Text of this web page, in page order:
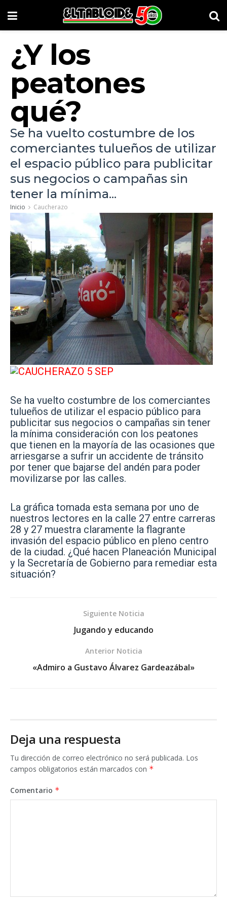
¿Y los
peatones
qué?
Se ha vuelto costumbre de los
comerciantes tulueños de utilizar
el espacio público para publicitar
sus negocios o campañas sin
tener la mínima...
Inicio Caucherazo
Se ha vuelto costumbre de los comerciantes
tulueños de utilizar el espacio público para
publicitar sus negocios o campañas sin tener
la mínima consideración con los peatones
que tienen en la mayoría de las ocasiones que
arriesgarse a sufrir un accidente de tránsito
por tener que bajarse del andén para poder
movilizarse por las calles.
La gráfica tomada esta semana por uno de
nuestros lectores en la calle 27 entre carreras
28 y 27 muestra claramente la flagrante
invasión del espacio público en pleno centro
de la ciudad. ¿Qué hacen Planeación Municipal
y la Secretaría de Gobierno para remediar esta
situación?
Siguiente Noticia
Jugando y educando
Anterior Noticia
«Admiro a Gustavo Álvarez Gardeazábal»
Deja una respuesta
Tu dirección de correo electrónico no será publicada. Los
campos obligatorios están marcados con *
Comentario *